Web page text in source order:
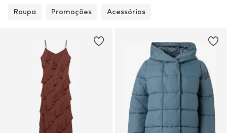
Roupa Promoções Acessórios